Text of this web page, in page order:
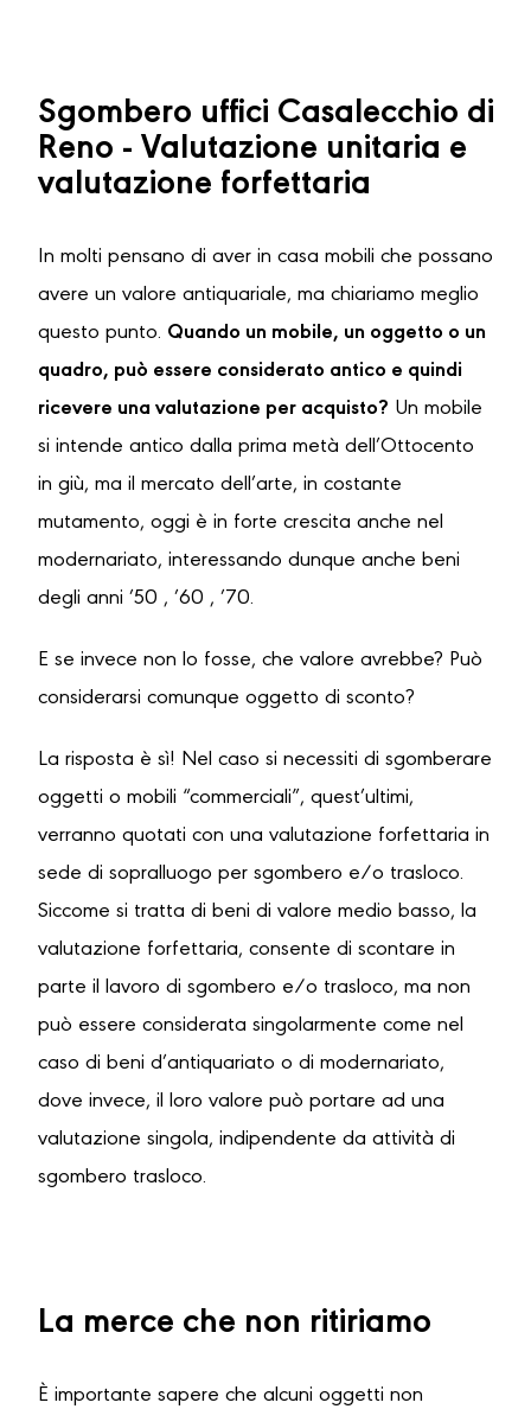
Sgombero uffici Casalecchio di
Reno - Valutazione unitaria e
valutazione forfettaria
In molti pensano di aver in casa mobili che possano
avere un valore antiquariale, ma chiariamo meglio
questo punto. Quando un mobile, un oggetto o un
quadro, può essere considerato antico e quindi
ricevere una valutazione per acquisto? Un mobile
si intende antico dalla prima metà dell’Ottocento
in giù, ma il mercato dell’arte, in costante
mutamento, oggi è in forte crescita anche nel
modernariato, interessando dunque anche beni
degli anni ’50 , ’60 , ’70.
E se invece non lo fosse, che valore avrebbe? Può
considerarsi comunque oggetto di sconto?
La risposta è sì! Nel caso si necessiti di sgomberare
oggetti o mobili “commerciali”, quest’ultimi,
verranno quotati con una valutazione forfettaria in
sede di sopralluogo per sgombero e/o trasloco.
Siccome si tratta di beni di valore medio basso, la
valutazione forfettaria, consente di scontare in
parte il lavoro di sgombero e/o trasloco, ma non
può essere considerata singolarmente come nel
caso di beni d’antiquariato o di modernariato,
dove invece, il loro valore può portare ad una
valutazione singola, indipendente da attività di
sgombero trasloco.
La merce che non ritiriamo
È importante sapere che alcuni oggetti non